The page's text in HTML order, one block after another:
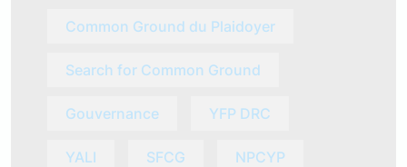
Common Ground du Plaidoyer
Search for Common Ground
Gouvernance YFP DRC
YALI SFCG NPCYP